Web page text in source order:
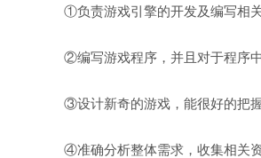
①负责游戏引擎的开发及编写相
②编写游戏程序，并且对于程序
③设计新奇的游戏，能很好的把
④准确分析整体需求，收集相关